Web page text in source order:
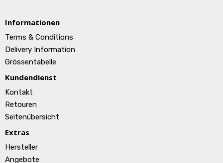
Informationen
Terms & Conditions
Delivery Information
Grössentabelle
Kundendienst
Kontakt
Retouren
Seitenübersicht
Extras
Hersteller
Angebote